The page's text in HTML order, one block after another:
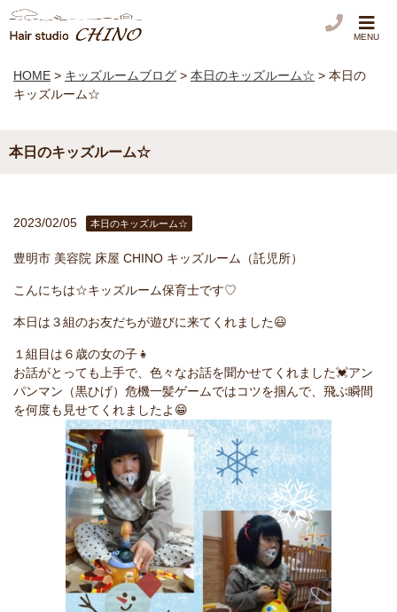
MENU
HOME > キッズルームブログ > 本日のキッズルーム☆ > 本日の
キッズルーム☆
本日のキッズルーム☆
2023/02/05 本日のキッズルーム☆
豊明市 美容院 床屋 CHINO キッズルーム（託児所）
こんにちは☆キッズルーム保育士です♡
本日は３組のお友だちが遊びに来てくれました😃
１組目は６歳の女の子👧
お話がとっても上手で、色々なお話を聞かせてくれました💓アン
パンマン（黒ひげ）危機一髪ゲームではコツを掴んで、飛ぶ瞬間
を何度も見せてくれましたよ😁